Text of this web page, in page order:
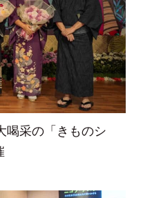
喝采の「きものシ